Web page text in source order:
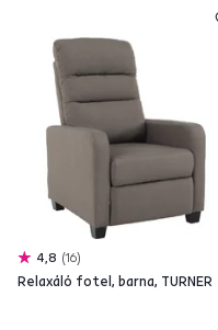
4,8 16
Relaxáló fotel, barna, TURNER